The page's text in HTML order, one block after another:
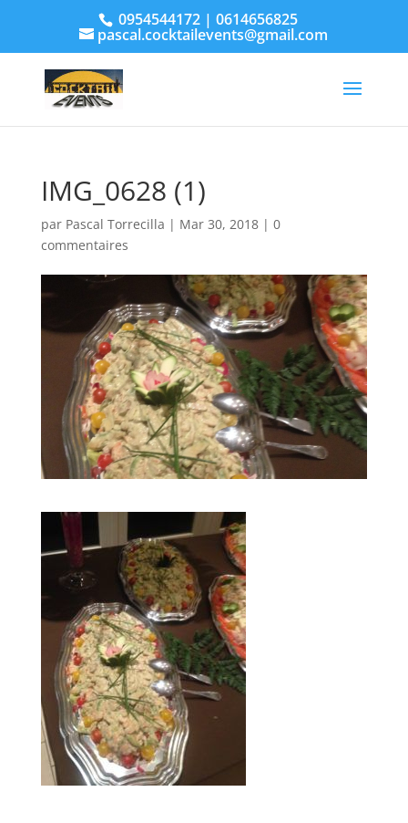
0954544172 | 0614656825
pascal.cocktailevents@gmail.com
IMG_0628 (1)
par Pascal Torrecilla | Mar 30, 2018| 0
commentaires